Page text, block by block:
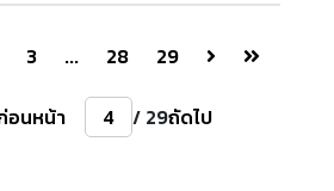
3 ... 28 29
อนหน้า / 29ถัดไป